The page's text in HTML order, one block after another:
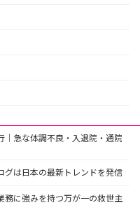
｜急な体調不良・入退院・通院
グは日本の最新トレンドを発信
務に強みを持つ万が一の救世主